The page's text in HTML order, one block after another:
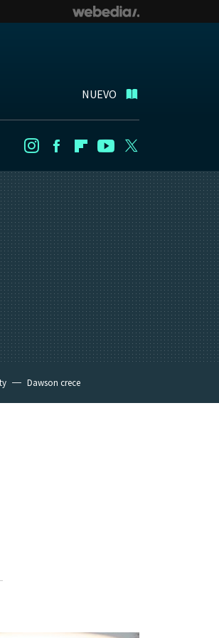
NUEVO
InstagramFacebookFlipboard
Youtube
Dawson crece